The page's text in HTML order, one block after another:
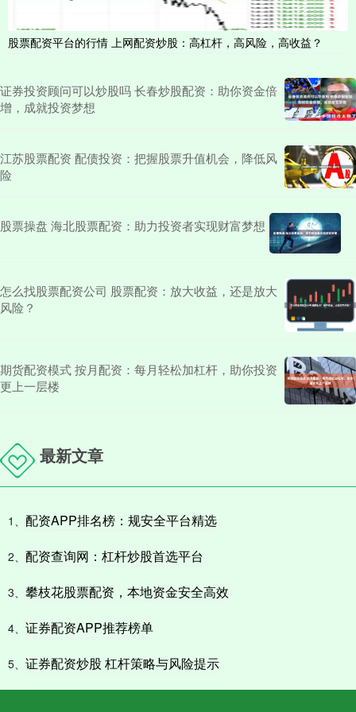
股票配资平台的行情 上网配资炒股：高杠杆，高风险，高收益？
证券投资顾问可以炒股吗 长春炒股配资：助你资金倍
增，成就投资梦想
江苏股票配资 配债投资：把握股票升值机会，降低风
险
股票操盘 海北股票配资：助力投资者实现财富梦想
怎么找股票配资公司 股票配资：放大收益，还是放大
风险？
期货配资模式 按月配资：每月轻松加杠杆，助你投资
更上一层楼
最新文章
1、 配资APP排名榜：规安全平台精选
2、 配资查询网：杠杆炒股首选平台
3、 攀枝花股票配资，本地资金安全高效
4、 证券配资APP推荐榜单
5、 证券配资炒股 杠杆策略与风险提示